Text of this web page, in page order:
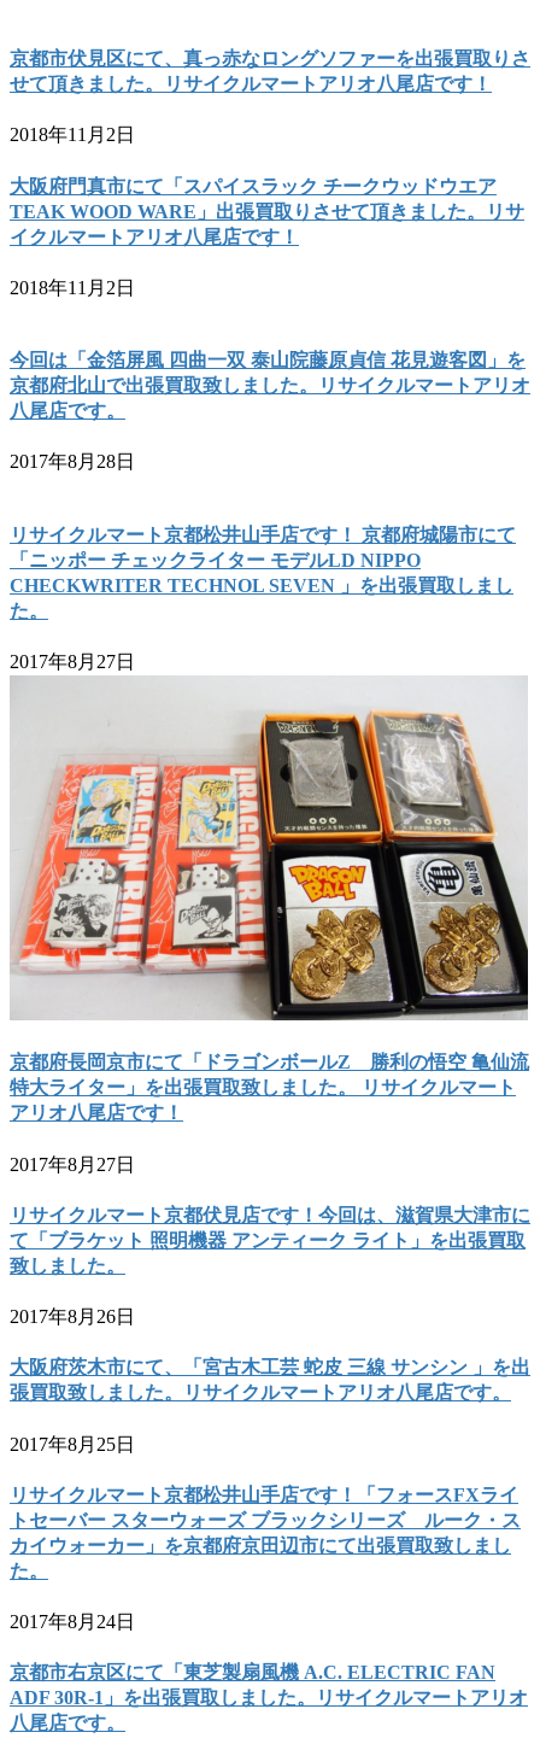
京都市伏見区にて、真っ赤なロングソファーを出張買取りさ
せて頂きました。リサイクルマートアリオ八尾店です！
2018年11月2日
大阪府門真市にて「スパイスラック チークウッドウエア
TEAK WOOD WARE」出張買取りさせて頂きました。リサ
イクルマートアリオ八尾店です！
2018年11月2日
今回は「金箔屏風 四曲一双 泰山院藤原貞信 花見遊客図」を
京都府北山で出張買取致しました。リサイクルマートアリオ
八尾店です。
2017年8月28日
リサイクルマート京都松井山手店です！ 京都府城陽市にて
「ニッポー チェックライター モデルLD NIPPO
CHECKWRITER TECHNOL SEVEN 」を出張買取しまし
た。
2017年8月27日
京都府長岡京市にて「ドラゴンボールZ 勝利の悟空 亀仙流
特大ライター」を出張買取致しました。 リサイクルマート
アリオ八尾店です！
2017年8月27日
リサイクルマート京都伏見店です！今回は、滋賀県大津市に
て「ブラケット 照明機器 アンティーク ライト」を出張買取
致しました。
2017年8月26日
大阪府茨木市にて、「宮古木工芸 蛇皮 三線 サンシン 」を出
張買取致しました。リサイクルマートアリオ八尾店です。
2017年8月25日
リサイクルマート京都松井山手店です！「フォースFXライ
トセーバー スターウォーズ ブラックシリーズ ルーク・ス
カイウォーカー」を京都府京田辺市にて出張買取致しまし
た。
2017年8月24日
京都市右京区にて「東芝製扇風機 A.C. ELECTRIC FAN
ADF 30R-1」を出張買取しました。リサイクルマートアリオ
八尾店です。